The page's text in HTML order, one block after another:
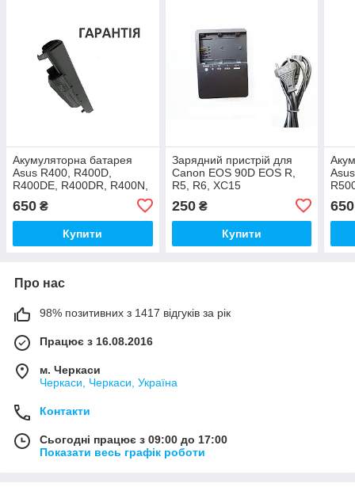
Акумуляторна батарея
Asus R400, R400D,
R400DE, R400DR, R400N,
R400V, R400VD, R400VG,
R400VM
650 ₴
Купити
Зарядний пристрій для
Canon EOS 90D EOS R,
R5, R6, XC15
250₴
Купити
650
Про нас
98% позитивних з 1417 відгуків за рік
Працює з 16.08.2016
м. Черкаси
Черкаси, Черкаси, Україна
Контакти
Сьогодні працює з 09:00 до 17:00
Показати весь графік роботи